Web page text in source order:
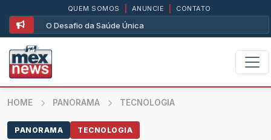
O Desafio da Saúde Única
QUEM SOMOS ANUNCIE CONTATO
HOME PANORAMA TECNOLOGIA
PANORAMA TECNOLOGIA